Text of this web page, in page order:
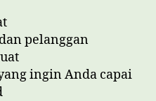
pelanggan
ingin Anda capai